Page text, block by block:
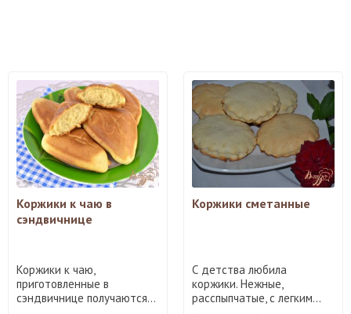
Коржики к чаю в
сэндвичнице
Коржики к чаю,
приготовленные в
сэндвичнице получаются...
Коржики сметанные
С детства любила
коржики. Нежные,
расспыпчатые, с легким...